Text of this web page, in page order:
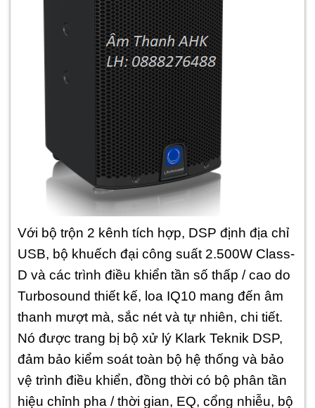
Với bộ trộn 2 kênh tích hợp, DSP định địa chỉ
USB, bộ khuếch đại công suất 2.500W Class-
D và các trình điều khiển tần số thấp / cao do
Turbosound thiết kế, loa IQ10 mang đến âm
thanh mượt mà, sắc nét và tự nhiên, chi tiết.
Nó được trang bị bộ xử lý Klark Teknik DSP,
đảm bảo kiểm soát toàn bộ hệ thống và bảo
vệ trình điều khiển, đồng thời có bộ phân tần
hiệu chỉnh pha / thời gian, EQ, cổng nhiễu, bộ